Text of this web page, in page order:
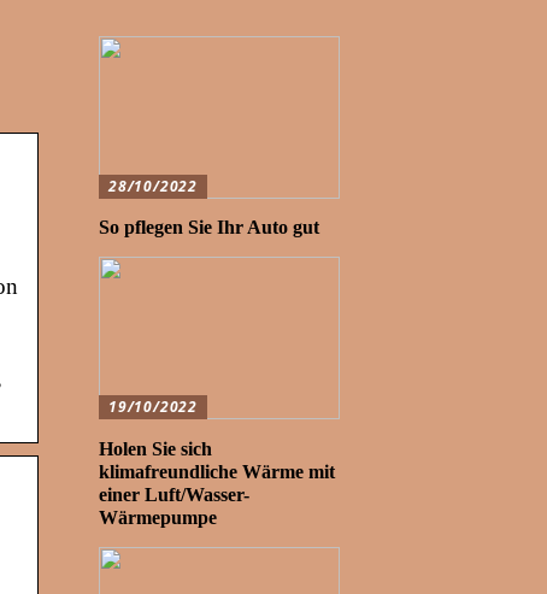
28/10/2022
So pflegen Sie Ihr Auto gut
19/10/2022
Holen Sie sich
klimafreundliche Wärme mit
einer Luft/Wasser-
Wärmepumpe